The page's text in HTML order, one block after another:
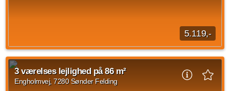
5.119,-
Noget om afdelingen Afdelingens boliger er rækkehuse med
egen have centralt beliggende. Der er mulighed for leje af
værelse til overnattende gæster...
Kilde: FællesBo
3 værelses lejlighed på 86 m²
Engholmvej, 7280 Sønder Felding